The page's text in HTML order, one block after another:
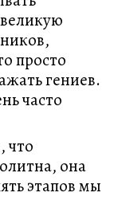
просто
гениев.
часто
что
она
этапов мы